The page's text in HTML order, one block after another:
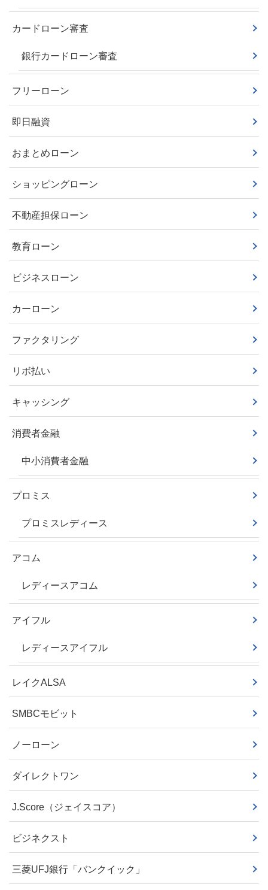
カードローン審査
銀行カードローン審査
フリーローン
即日融資
おまとめローン
ショッピングローン
不動産担保ローン
教育ローン
ビジネスローン
カーローン
ファクタリング
リボ払い
キャッシング
消費者金融
中小消費者金融
プロミス
プロミスレディース
アコム
レディースアコム
アイフル
レディースアイフル
レイクALSA
SMBCモビット
ノーローン
ダイレクトワン
J.Score（ジェイスコア）
ビジネクスト
三菱UFJ銀行「バンクイック」